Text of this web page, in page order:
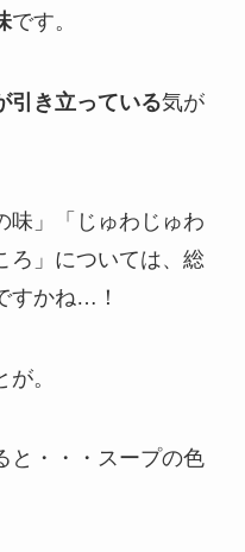
です。
引き立っている気が
味」「じゅわじゅわ
ろ」については、総
すかね…！
。
と・・・スープの色